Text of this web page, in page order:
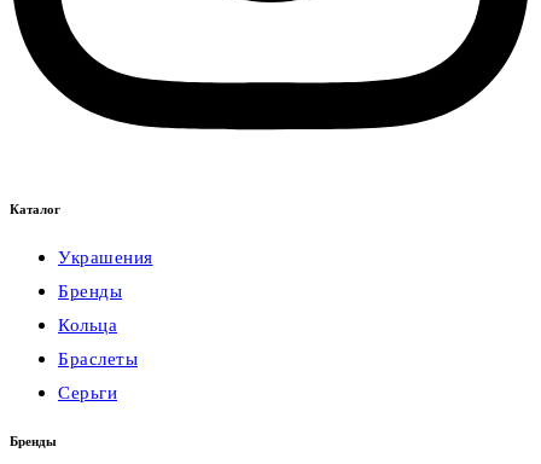
Каталог
Украшения
Бренды
Кольца
Браслеты
Серьги
Бренды